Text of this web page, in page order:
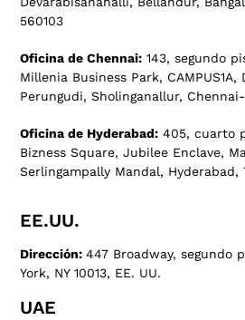
560103
Oficina de Chennai: 143, segundo
Millenia Business Park, CAMPUS1A,
Perungudi, Sholinganallur,
Oficina de Hyderabad: 405, cuarto
Bizness Square, Jubilee Enclave,
Serlingampally Mandal, Hyderabad,
EE.UU.
Dirección:447 Broadway, segundo
York, NY 10013, EE. UU.
UAE